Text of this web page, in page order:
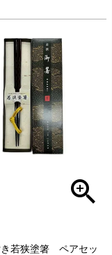
若狭塗箸 ペアセッ